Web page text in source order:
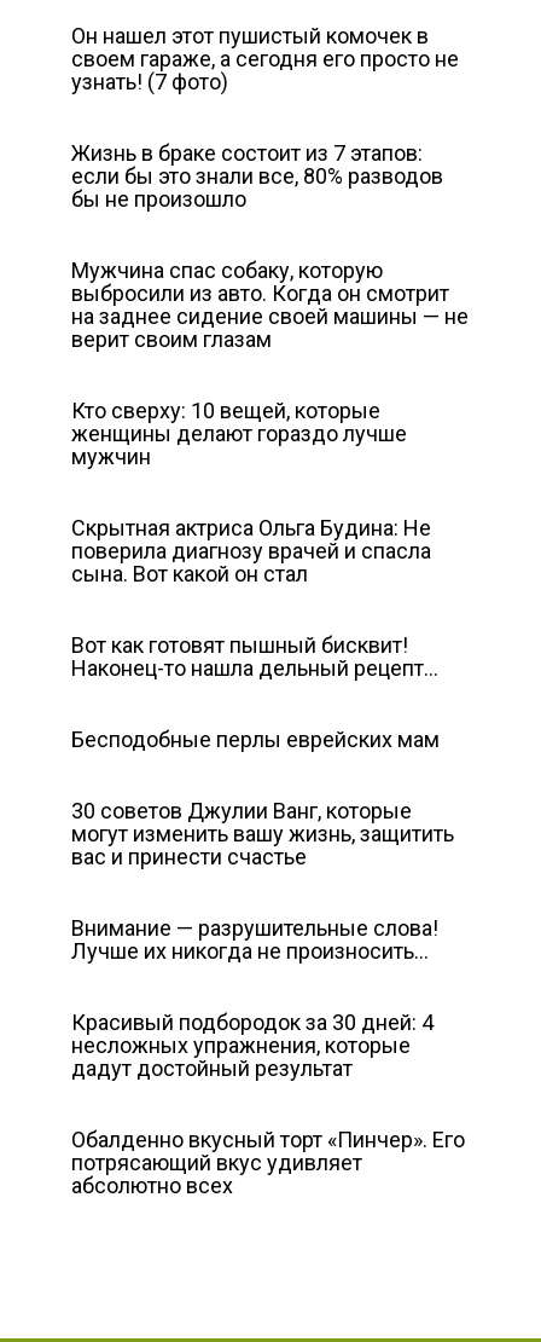
Он нашел этот пушистый комочек в
своем гараже, а сегодня его просто не
узнать! (7 фото)
Жизнь в браке состоит из 7 этапов:
если бы это знали все, 80% разводов
бы не произошло
Мужчина спас собаку, которую
выбросили из авто. Когда он смотрит
на заднее сидение своей машины — не
верит своим глазам
Кто сверху: 10 вещей, которые
женщины делают гораздо лучше
мужчин
Скрытная актриса Ольга Будина: Не
поверила диагнозу врачей и спасла
сына. Вот какой он стал
Вот как готовят пышный бисквит!
Наконец-то нашла дельный рецепт…
Бесподобные перлы еврейских мам
30 советов Джулии Ванг, которые
могут изменить вашу жизнь, защитить
вас и принести счастье
Внимание — разрушительные слова!
Лучше их никогда не произносить…
Красивый подбородок за 30 дней: 4
несложных упражнения, которые
дадут достойный результат
Обалденно вкусный торт «Пинчер». Его
потрясающий вкус удивляет
абсолютно всех